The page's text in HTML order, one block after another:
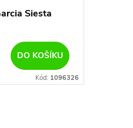
Siesta
DO KOŠÍKU
Kód: 1096326